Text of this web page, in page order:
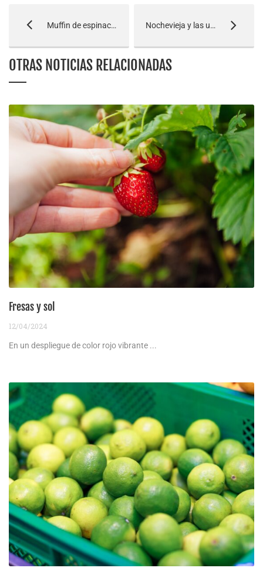
Nochevieja y las uvas
Muffin de espinacas
OTRAS NOTICIAS RELACIONADAS
Fresas y sol
12/04/2024
En un despliegue de color rojo vibrante ...